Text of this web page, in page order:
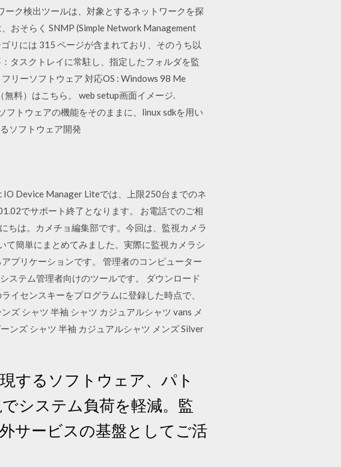
ク検出ツールは、対象とするネットワークを探
おそらく SNMP (Simple Network Management
リには 315 ページが含まれており、そのうち以
タスクトレイに常駐し、指定したフォルダを監
リーソフトウェア 対応OS : Windows 98 Me
料）はこちら。 web setup画面イメージ.
フトウェアの機能をそのままに、linux sdkを用い
ソフトウェア開発
Device Manager Liteでは、上限250台までのネ
でサポート終了となります。 お電話でのご相
は。カメチョ編集部です。今回は、監視カメラ
て簡単にまとめてみました。実際に監視カメラシ
プリケーションです。 管理者のコンピューター
ステム管理者向けのツールです。 ダウンロード
イセンスキーをプログラムに登録した時点で、
ズ シャツ 半袖 シャツ カジュアルシャツ vans メ
ンズ シャツ 半袖 カジュアルシャツ メンズ Silver
するソフトウェア、パト
システム負荷を軽減。監
サービスの基盤としてご活